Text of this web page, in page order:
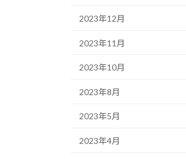
2023年12月
2023年11月
2023年10月
2023年8月
2023年5月
2023年4月